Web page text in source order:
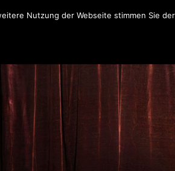
Nutzung der Webseite stimmen Sie